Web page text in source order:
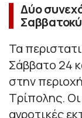
Δύο
Τα
Σάββατο 24
στην
Τρίπολης.
αγροτικές